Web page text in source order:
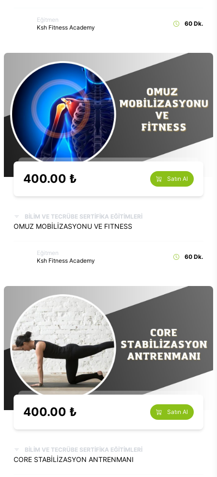
Eğitmen
Ksh Fitness Academy
60 Dk.
400.00 ₺ Satın Al
BİLİM VE TECRÜBE SERTİFİKA EĞİTİMLERİ
OMUZ MOBİLİZASYONU VE FITNESS
Eğitmen
Ksh Fitness Academy
60 Dk.
400.00 ₺ Satın Al
BİLİM VE TECRÜBE SERTİFİKA EĞİTİMLERİ
CORE STABİLİZASYON ANTRENMANI